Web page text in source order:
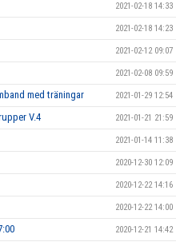
2021-02-18 14:33
2021-02-18 14:23
2021-02-12 09:07
2021-02-08 09:59
med träningar 2021-01-29 12:54
V.4 2021-01-21 21:59
2021-01-14 11:38
2020-12-30 12:09
2020-12-22 14:16
2020-12-22 14:00
2020-12-21 14:42